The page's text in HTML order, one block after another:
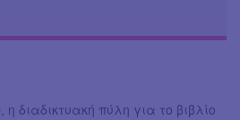
διαδικτυακή πύλη για το βιβλίο